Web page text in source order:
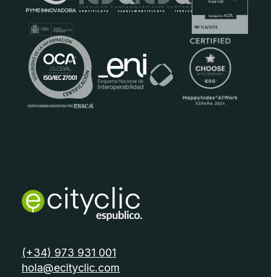
Certificados
telèfon:
(+34) 973 931 001
email:
hola@ecityclic.com